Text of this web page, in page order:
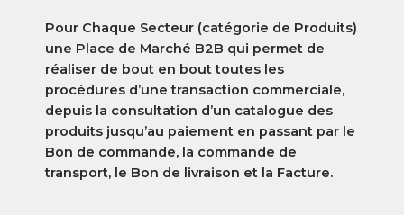
Pour Chaque Secteur (catégorie de Produits)
une Place de Marché B2B qui permet de
réaliser de bout en bout toutes les
procédures d’une transaction commerciale,
depuis la consultation d’un catalogue des
produits jusqu’au paiement en passant par le
Bon de commande, la commande de
transport, le Bon de livraison et la Facture.